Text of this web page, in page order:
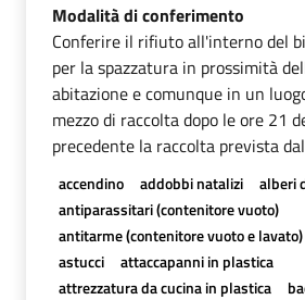
Modalità di conferimento
Conferire il rifiuto all'interno del
per la spazzatura in prossimità
abitazione e comunque in un
mezzo di raccolta dopo le ore 21
precedente la raccolta prevista
accendino addobbi natalizi
alberi
antiparassitari (contenitore vuoto)
antitarme (contenitore vuoto e lavato)
astucci
attaccapanni in plastica
attrezzatura da cucina in plastica